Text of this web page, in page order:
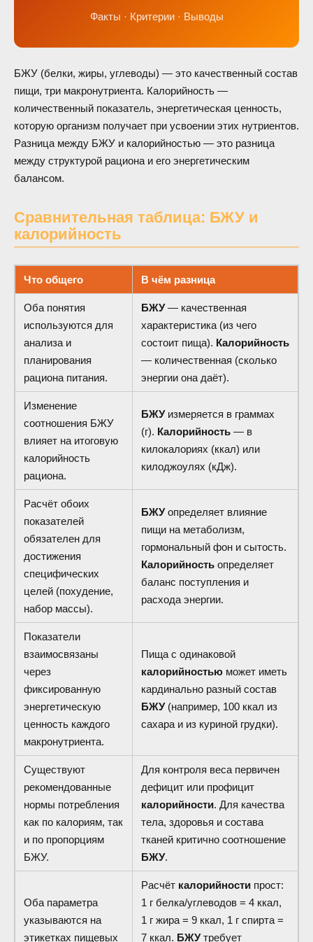
Факты · Критерии · Выводы
БЖУ (белки, жиры, углеводы) — это качественный состав
пищи, три макронутриента. Калорийность —
количественный показатель, энергетическая ценность,
которую организм получает при усвоении этих нутриентов.
Разница между БЖУ и калорийностью — это разница
между структурой рациона и его энергетическим
балансом.
Сравнительная таблица: БЖУ и
калорийность
Что общего В чём разница
Оба понятия
используются для
анализа и
планирования
рациона питания.
БЖУ— качественная
характеристика (из чего
состоит пища). Калорийность
— количественная (сколько
энергии она даёт).
Изменение
соотношения БЖУ
влияет на итоговую
калорийность
рациона.
БЖУизмеряется в граммах
(г). Калорийность — в
килокалориях (ккал) или
килоджоулях (кДж).
Расчёт обоих
показателей
обязателен для
достижения
специфических
целей (похудение,
набор массы).
БЖУопределяет влияние
пищи на метаболизм,
гормональный фон и сытость.
Калорийность определяет
баланс поступления и
расхода энергии.
Показатели
взаимосвязаны
через
фиксированную
энергетическую
ценность каждого
макронутриента.
Пища с одинаковой
калорийностью может иметь
кардинально разный состав
БЖУ(например, 100 ккал из
сахара и из куриной грудки).
Существуют
рекомендованные
нормы потребления
как по калориям, так
и по пропорциям
БЖУ.
Для контроля веса первичен
дефицит или профицит
калорийности. Для качества
тела, здоровья и состава
тканей критично соотношение
БЖУ.
Оба параметра
указываются на
этикетках пищевых
Расчёт калорийности прост:
1 г белка/углеводов = 4 ккал,
1 г жира = 9 ккал, 1 г спирта =
7 ккал. БЖУтребует